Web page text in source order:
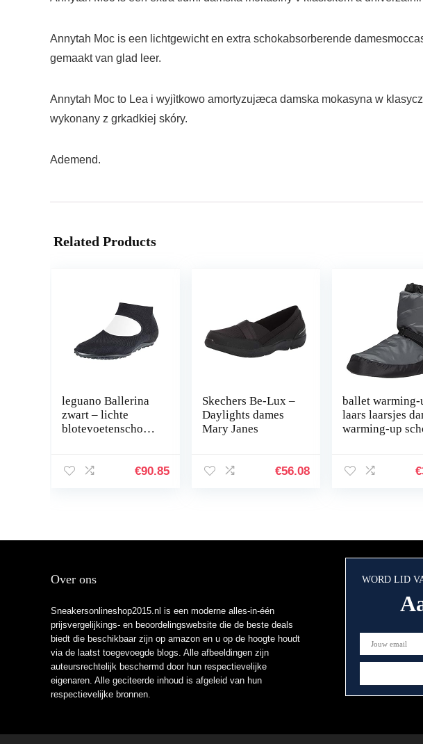
Annytah Moc is een lichtgewicht en extra schokabsorberende
gemaakt van glad leer.
Annytah Moc to Lea i wyjìtkowo amortyzujæca damska mokasyna w
wykonany z grkadkiej skóry.
Ademend.
Related Products
leguano Ballerina
zwart – lichte
blotevoetenschoen
€90.85
Skechers Be-Lux –
Daylights dames
Mary Janes
€56.08
ballet warming-
laars laarsjes
warming-up
€
Over ons
Sneakersonlineshop2015.nl is een moderne alles-in-één
prijsvergelijkings- en beoordelingswebsite die de beste deals
biedt die beschikbaar zijn op amazon en u op de hoogte houdt
via de laatst toegevoegde blogs. Alle afbeeldingen zijn
auteursrechtelijk beschermd door hun respectievelijke
eigenaren. Alle geciteerde inhoud is afgeleid van hun
respectievelijke bronnen.
WORD LID